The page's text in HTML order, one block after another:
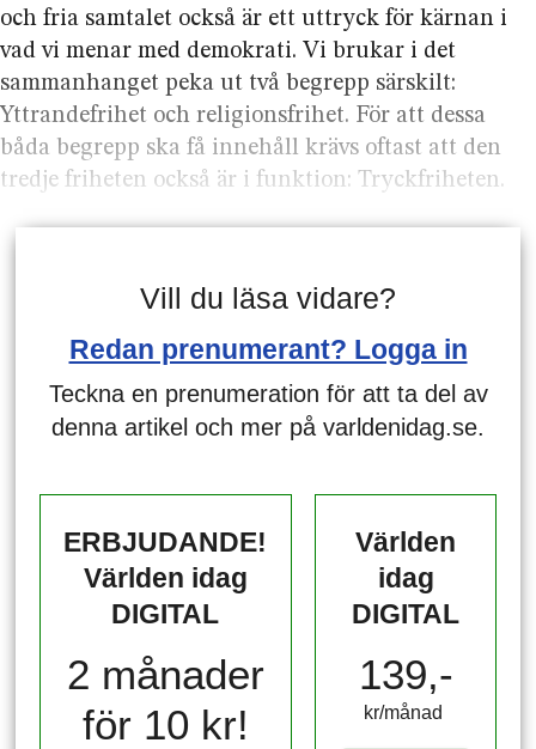
och fria samtalet också är ett uttryck för kärnan i
vad vi menar med demokrati. Vi brukar i det
sammanhanget peka ut två begrepp särskilt:
Yttrandefrihet och religionsfrihet. För att dessa
båda begrepp ska få innehåll krävs oftast att den
tredje friheten också är i funktion: Tryckfriheten.
Vill du läsa vidare?
Redan prenumerant? Logga in
Teckna en prenumeration för att ta del av
denna artikel och mer på varldenidag.se.
ERBJUDANDE!
Världen idag
DIGITAL
2 månader
för 10 kr!
Världen
idag
DIGITAL
139,-
kr/månad ​​​​​​